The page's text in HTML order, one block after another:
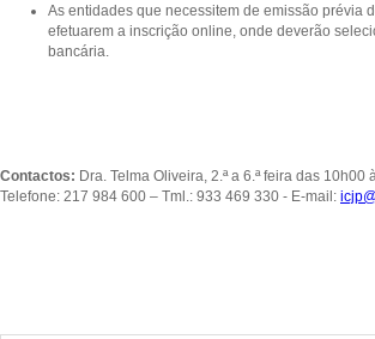
As entidades que necessitem de emissão prévia
efetuarem a inscrição online, onde deverão
bancária.
Contactos: Dra. Telma Oliveira, 2.ª a 6.ª feira das
Telefone: 217 984 600 – Tml.: 933 469 330 - E-mail: